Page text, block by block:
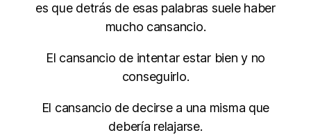
es que detrás de esas palabras suele haber
mucho cansancio.
El cansancio de intentar estar bien y no
conseguirlo.
El cansancio de decirse a una misma que
debería relajarse.